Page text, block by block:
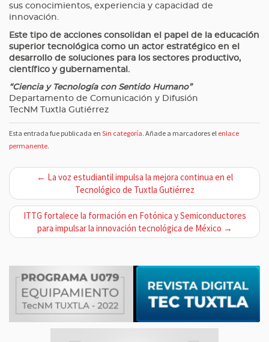
sus conocimientos, experiencia y capacidad de
innovación.
Este tipo de acciones consolidan el papel de la educación
superior tecnológica como un actor estratégico en el
desarrollo de soluciones para los sectores productivo,
científico y gubernamental.
“Ciencia y Tecnología con Sentido Humano”
Departamento de Comunicación y Difusión
TecNM Tuxtla Gutiérrez
Esta entrada fue publicada en Sin categoría. Añade a marcadores el enlace
permanente.
N
a
v
g
c
n
← La voz estudiantil impulsa la mejora continua en el
Tecnológico de Tuxtla Gutiérrez
ITTG fortalece la formación en Fotónica y Semiconductores
para impulsar la innovación tecnológica de México →